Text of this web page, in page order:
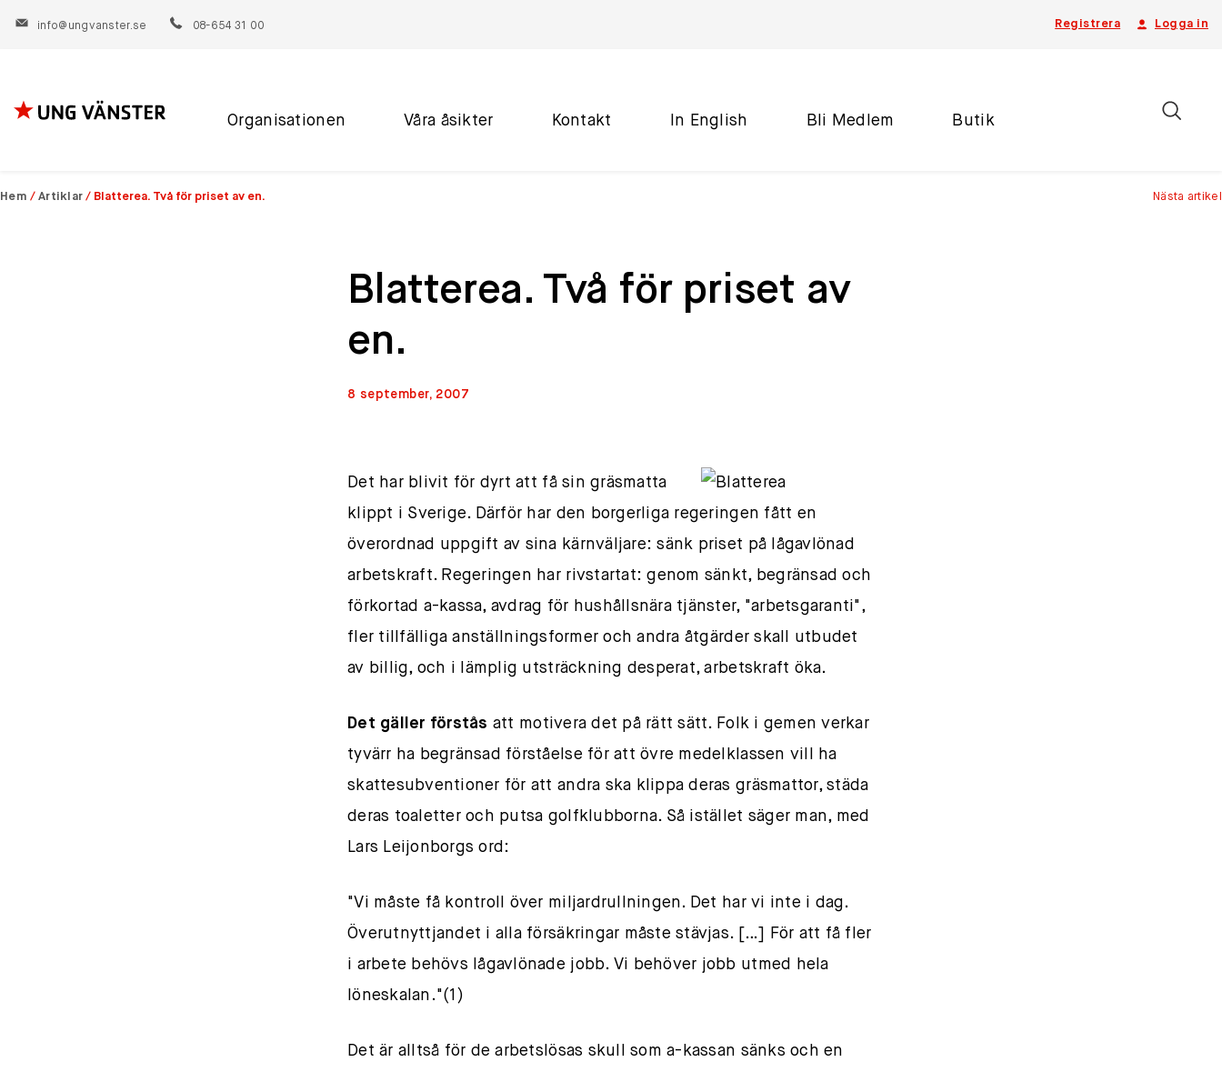
Registrera Logga in
info@ungvanster.se 08-654 31 00
Hoppa
Organisationen Våra åsikter Kontakt In English Bli Medlem Butik
Hem / Artiklar / Blatterea. Två för priset av en. Nästa artikel
Blatterea. Två för priset av
en.
8 september, 2007
Det har blivit för dyrt att få sin gräsmatta
klippt i Sverige. Därför har den borgerliga regeringen fått en
överordnad uppgift av sina kärnväljare: sänk priset på lågavlönad
arbetskraft. Regeringen har rivstartat: genom sänkt, begränsad och
förkortad a-kassa, avdrag för hushållsnära tjänster, "arbetsgaranti",
fler tillfälliga anställningsformer och andra åtgärder skall utbudet
av billig, och i lämplig utsträckning desperat, arbetskraft öka.
Det gäller förstås att motivera det på rätt sätt. Folk i gemen verkar
tyvärr ha begränsad förståelse för att övre medelklassen vill ha
skattesubventioner för att andra ska klippa deras gräsmattor, städa
deras toaletter och putsa golfklubborna. Så istället säger man, med
Lars Leijonborgs ord:
"Vi måste få kontroll över miljardrullningen. Det har vi inte i dag.
Överutnyttjandet i alla försäkringar måste stävjas. […] För att få fler
i arbete behövs lågavlönade jobb. Vi behöver jobb utmed hela
löneskalan."(1)
Det är alltså för de arbetslösas skull som a-kassan sänks och en